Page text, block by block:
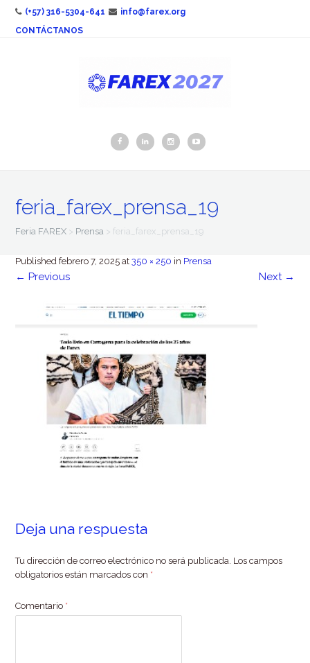
(+57) 316-5304-641
info@farex.org
CONTÁCTANOS
feria_farex_prensa_19
Feria FAREX > Prensa >feria_farex_prensa_19
Publishedfebrero 7, 2025 at350 × 250 in Prensa
← Previous Next →
Deja una respuesta
Tu dirección de correo electrónico no será publicada. Los campos
obligatorios están marcados con *
Comentario *